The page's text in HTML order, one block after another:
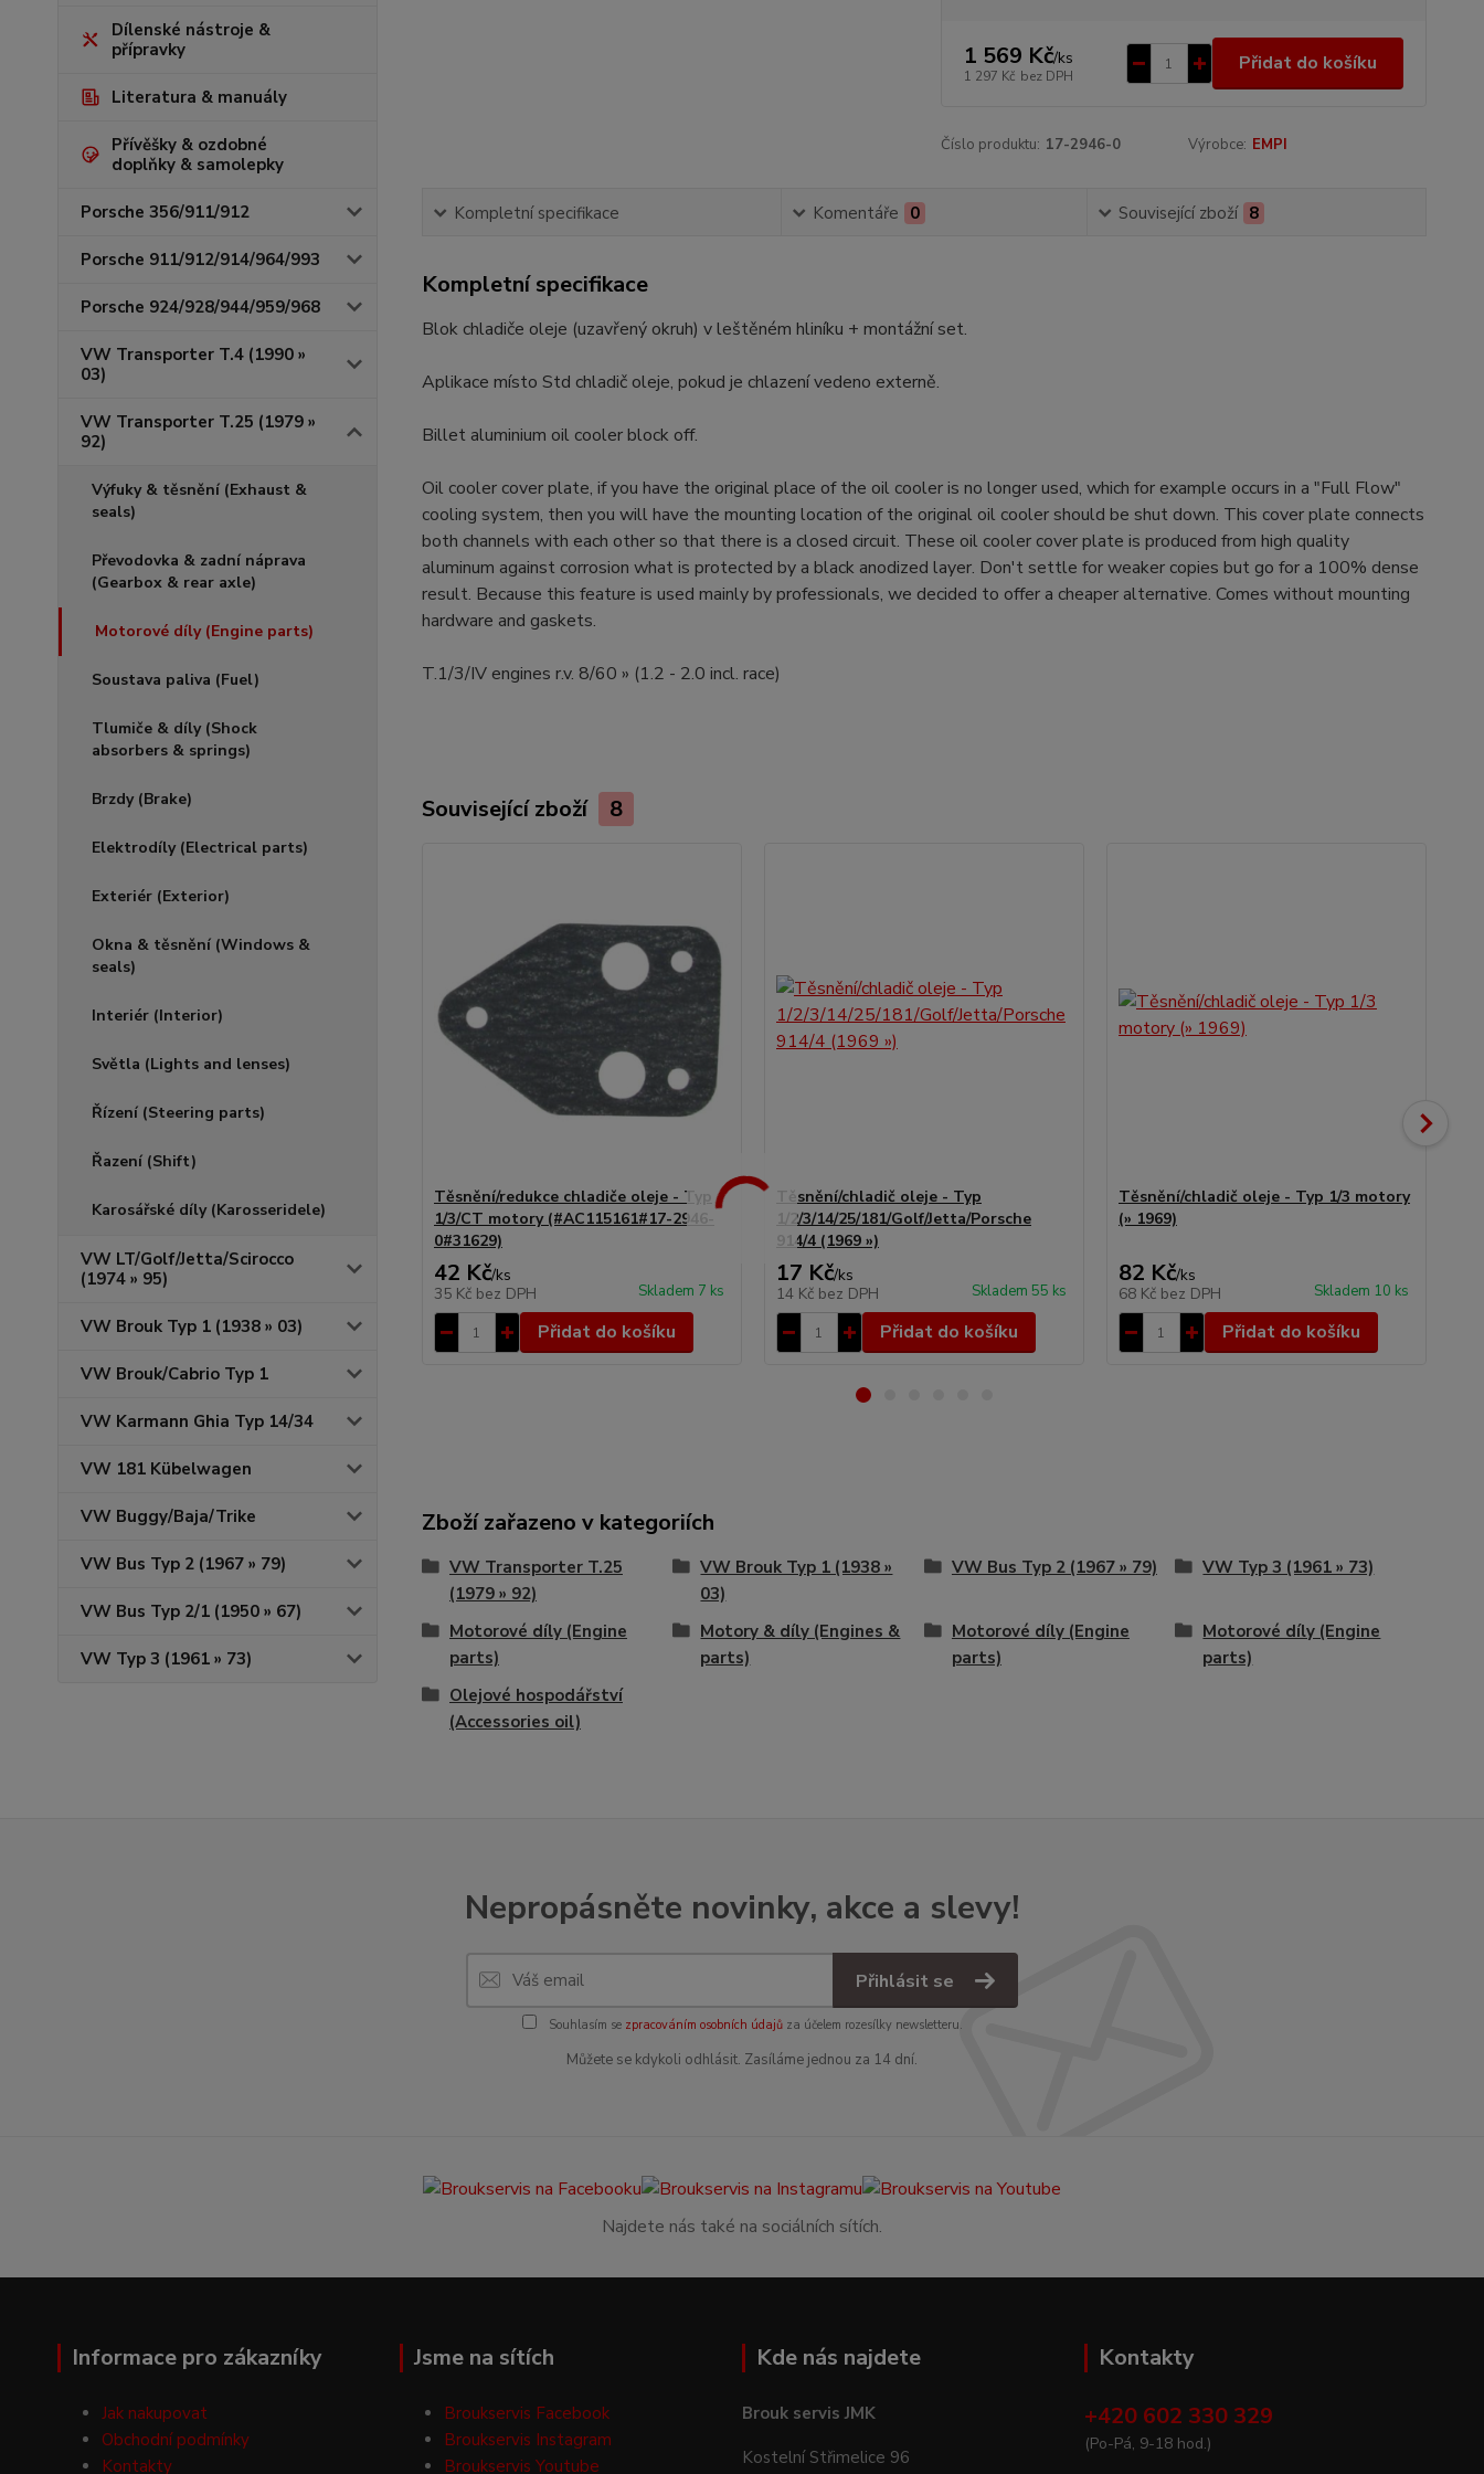
Dílenské nástroje &
přípravky
Literatura & manuály
Přívěšky & ozdobné
doplňky & samolepky
Porsche 356/911/912
Porsche 911/912/914/964/993
Porsche 924/928/944/959/968
VW Transporter T.4 (1990 »
03)
VW Transporter T.25 (1979 »
92)
Výfuky & těsnění (Exhaust &
seals)
Převodovka & zadní náprava
(Gearbox & rear axle)
Motorové díly (Engine parts)
Soustava paliva (Fuel)
Tlumiče & díly (Shock
absorbers & springs)
Brzdy (Brake)
Elektrodíly (Electrical parts)
Exteriér (Exterior)
Okna & těsnění (Windows &
seals)
Interiér (Interior)
Světla (Lights and lenses)
Řízení (Steering parts)
Řazení (Shift)
Karosářské díly (Karosseridele)
VW LT/Golf/Jetta/Scirocco
(1974 » 95)
VW Brouk Typ 1 (1938 » 03)
VW Brouk/Cabrio Typ 1
VW Karmann Ghia Typ 14/34
VW 181 Kübelwagen
VW Buggy/Baja/Trike
VW Bus Typ 2 (1967 » 79)
VW Bus Typ 2/1 (1950 » 67)
VW Typ 3 (1961 » 73)
1 569 Kč/ks
1 297 Kč bez DPH
Přidat do košíku
Číslo produktu: 17-2946-0 Výrobce: EMPI
Kompletní specifikace Komentáře 0 Související zboží 8
Kompletní specifikace
Blok chladiče oleje (uzavřený okruh) v leštěném hliníku + montážní set.
Aplikace místo Std chladič oleje, pokud je chlazení vedeno externě.
Billet aluminium oil cooler block off.
Oil cooler cover plate, if you have the original place of the oil cooler is no longer used, which for example occurs in a "Full Flow"
cooling system, then you will have the mounting location of the original oil cooler should be shut down. This cover plate connects
both channels with each other so that there is a closed circuit. These oil cooler cover plate is produced from high quality
aluminum against corrosion what is protected by a black anodized layer. Don't settle for weaker copies but go for a 100% dense
result. Because this feature is used mainly by professionals, we decided to offer a cheaper alternative. Comes without mounting
hardware and gaskets.
T.1/3/IV engines r.v. 8/60 » (1.2 - 2.0 incl. race)
Související zboží 8
Těsnění/redukce chladiče oleje - Typ
1/3/CT motory (#AC115161#17-2946-
0#31629)
42 Kč/ks
35 Kč bez DPH Skladem 7 ks
Přidat do košíku
Těsnění/chladič oleje - Typ
1/2/3/14/25/181/Golf/Jetta/Porsche
914/4 (1969 »)
17 Kč/ks
14 Kč bez DPH Skladem 55 ks
Přidat do košíku
Těsnění/chladič oleje - Typ 1/3 motory
(» 1969)
82 Kč/ks
68 Kč bez DPH Skladem 10 ks
Přidat do košíku
Zboží zařazeno v kategoriích
VW Transporter T.25
(1979 » 92)
VW Brouk Typ 1 (1938 »
03)
VW Bus Typ 2 (1967 » 79) VW Typ 3 (1961 » 73)
Motorové díly (Engine
parts)
Motory & díly (Engines &
parts)
Motorové díly (Engine
parts)
Motorové díly (Engine
parts)
Olejové hospodářství
(Accessories oil)
Nepropásněte novinky, akce a slevy!
Přihlásit se
Souhlasím se zpracováním osobních údajůza účelem rozesílky newsletteru.
Můžete se kdykoli odhlásit. Zasíláme jednou za 14 dní.
Najdete nás také na sociálních sítích.
Informace pro zákazníky
Jak nakupovat
Obchodní podmínky
Kontakty
Jsme na sítích
Broukservis Facebook
Broukservis Instagram
Broukservis Youtube
Kde nás najdete
Brouk servis JMK
Kostelní Střimelice 96
Kontakty
+420 602 330 329
(Po-Pá, 9-18 hod.)